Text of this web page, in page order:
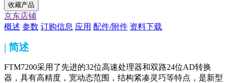
收藏产品
京东店铺
概述 参数 订购信息 应用 配件/附件 资料下载
| 简述
FTM7200采用了先进的32位高速处理器和双路24位AD转换
器，具有高精度，宽动态范围，结构紧凑灵巧等特点，是新型